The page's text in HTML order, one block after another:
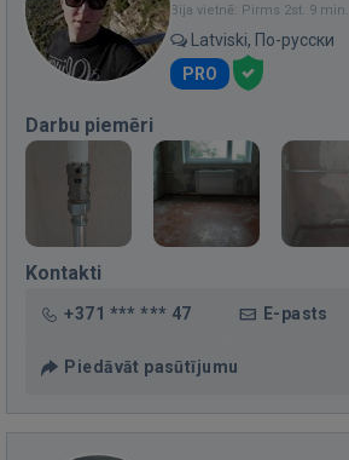
Bija vietnē: Pirms 2st. 9 min.
Latviski, По-русски
PRO
Darbu piemēri
Kontakti
+371 *** *** 47 E-pasts
Piedāvāt pasūtījumu